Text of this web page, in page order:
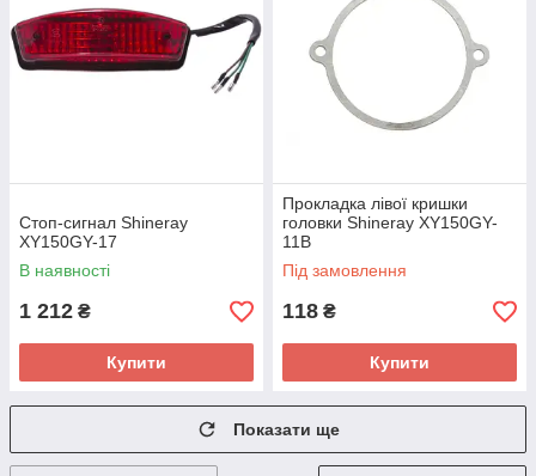
Стоп-сигнал Shineray
XY150GY-17
В наявності
1 212 ₴
Купити
Прокладка лівої кришки
головки Shineray XY150GY-
11B
Під замовлення
118 ₴
Купити
Показати ще